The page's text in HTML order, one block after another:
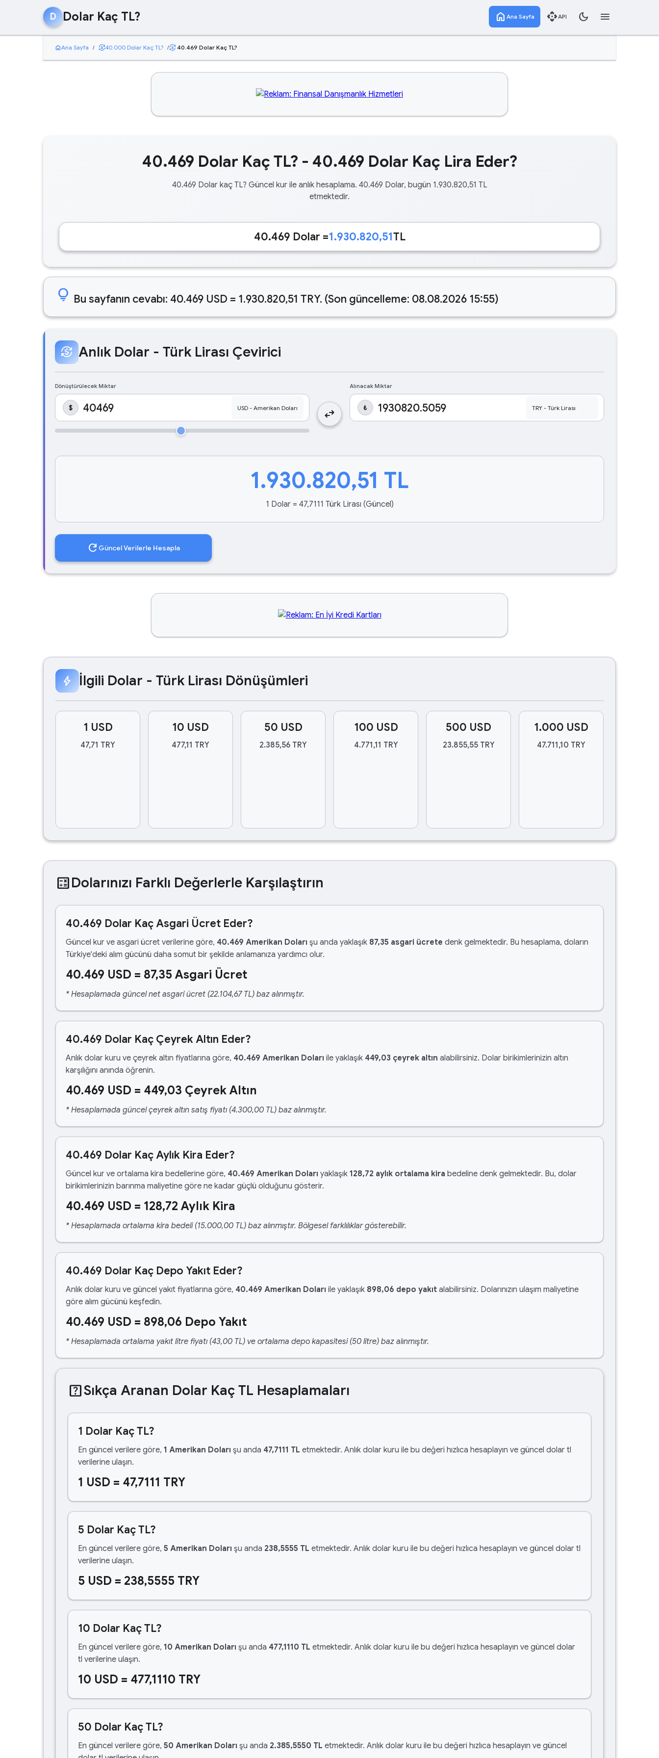
D Dolar Kaç TL? home Ana Sayfa apiAPI dark_mode menu
homeAna Sayfa / currency_exchange40.000 Dolar Kaç TL? /currency_exchange 40.469 Dolar Kaç TL?
40.469 Dolar Kaç TL? - 40.469 Dolar Kaç Lira Eder?
40.469 Dolar kaç TL? Güncel kur ile anlık hesaplama. 40.469 Dolar, bugün 1.930.820,51 TL
etmektedir.
40.469 Dolar =1.930.820,51TL
lightbulb Bu sayfanın cevabı: 40.469 USD = 1.930.820,51 TRY. (Son güncelleme: 08.08.2026 15:55)
currency_exchange Anlık Dolar - Türk Lirası Çevirici
Dönüştürülecek Miktar
$ swap_horiz
Alınacak Miktar
₺
1.930.820,51 TL
1 Dolar = 47,7111 Türk Lirası (Güncel)
refresh Güncel Verilerle Hesapla
bolt İlgili Dolar - Türk Lirası Dönüşümleri
1 USD
47,71 TRY
10 USD
477,11 TRY
50 USD
2.385,56 TRY
100 USD
4.771,11 TRY
500 USD
23.855,55 TRY
1.000 USD
47.711,10 TRY
calculateDolarınızı Farklı Değerlerle Karşılaştırın
40.469 Dolar Kaç Asgari Ücret Eder?
Güncel kur ve asgari ücret verilerine göre, 40.469 Amerikan Doları şu anda yaklaşık 87,35 asgari ücrete denk gelmektedir. Bu hesaplama, doların
Türkiye'deki alım gücünü daha somut bir şekilde anlamanıza yardımcı olur.
40.469 USD = 87,35 Asgari Ücret
* Hesaplamada güncel net asgari ücret (22.104,67 TL) baz alınmıştır.
40.469 Dolar Kaç Çeyrek Altın Eder?
Anlık dolar kuru ve çeyrek altın fiyatlarına göre, 40.469 Amerikan Doları ile yaklaşık 449,03 çeyrek altın alabilirsiniz. Dolar birikimlerinizin altın
karşılığını anında öğrenin.
40.469 USD = 449,03 Çeyrek Altın
* Hesaplamada güncel çeyrek altın satış fiyatı (4.300,00 TL) baz alınmıştır.
40.469 Dolar Kaç Aylık Kira Eder?
Güncel kur ve ortalama kira bedellerine göre, 40.469 Amerikan Doları yaklaşık 128,72 aylık ortalama kira bedeline denk gelmektedir. Bu, dolar
birikimlerinizin barınma maliyetine göre ne kadar güçlü olduğunu gösterir.
40.469 USD = 128,72 Aylık Kira
* Hesaplamada ortalama kira bedeli (15.000,00 TL) baz alınmıştır. Bölgesel farklılıklar gösterebilir.
40.469 Dolar Kaç Depo Yakıt Eder?
Anlık dolar kuru ve güncel yakıt fiyatlarına göre, 40.469 Amerikan Doları ile yaklaşık 898,06 depo yakıt alabilirsiniz. Dolarınızın ulaşım maliyetine
göre alım gücünü keşfedin.
40.469 USD = 898,06 Depo Yakıt
* Hesaplamada ortalama yakıt litre fiyatı (43,00 TL) ve ortalama depo kapasitesi (50 litre) baz alınmıştır.
help_centerSıkça Aranan Dolar Kaç TL Hesaplamaları
1 Dolar Kaç TL?
En güncel verilere göre, 1 Amerikan Doları şu anda 47,7111 TL etmektedir. Anlık dolar kuru ile bu değeri hızlıca hesaplayın ve güncel dolar tl
verilerine ulaşın.
1 USD = 47,7111 TRY
5 Dolar Kaç TL?
En güncel verilere göre, 5 Amerikan Doları şu anda 238,5555 TL etmektedir. Anlık dolar kuru ile bu değeri hızlıca hesaplayın ve güncel dolar tl
verilerine ulaşın.
5 USD = 238,5555 TRY
10 Dolar Kaç TL?
En güncel verilere göre, 10 Amerikan Doları şu anda 477,1110 TL etmektedir. Anlık dolar kuru ile bu değeri hızlıca hesaplayın ve güncel dolar
tl verilerine ulaşın.
10 USD = 477,1110 TRY
50 Dolar Kaç TL?
En güncel verilere göre, 50 Amerikan Doları şu anda 2.385,5550 TL etmektedir. Anlık dolar kuru ile bu değeri hızlıca hesaplayın ve güncel